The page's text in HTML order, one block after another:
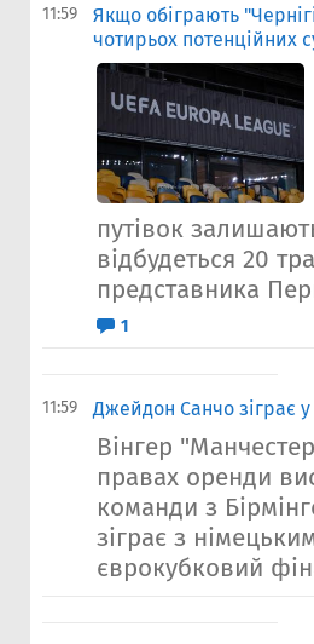
11:59
Якщо обіграють
чотирьох потенційних
путівок
відбудеться 20
представника
1
11:59 Джейдон Санчо зіграє
Вінгер
правах оренди
команди з
зіграє з
єврокубковий